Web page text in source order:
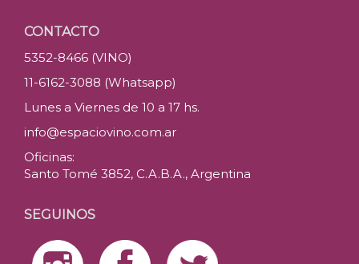
CONTACTO
5352-8466 (VINO)
11-6162-3088 (Whatsapp)
Lunes a Viernes de 10 a 17 hs.
info@espaciovino.com.ar
Oficinas:
Santo Tomé 3852, C.A.B.A., Argentina
SEGUINOS